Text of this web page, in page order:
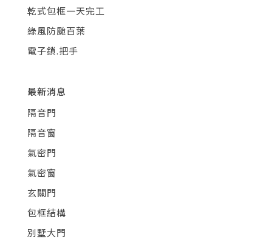
乾式包框一天完工
綠風防颱百葉
電子鎖.把手
最新消息
隔音門
隔音窗
氣密門
氣密窗
玄關門
包框結構
別墅大門